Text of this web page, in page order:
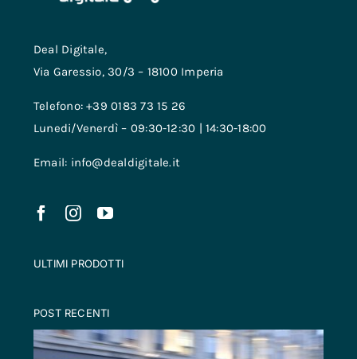
Deal Digitale,
Via Garessio, 30/3 – 18100 Imperia
Telefono: +39 0183 73 15 26
Lunedi/Venerdì – 09:30-12:30 | 14:30-18:00
Email: info@dealdigitale.it
ULTIMI PRODOTTI
POST RECENTI